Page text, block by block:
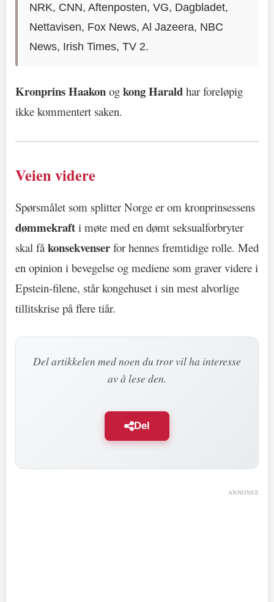
NRK, CNN, Aftenposten, VG, Dagbladet,
Nettavisen, Fox News, Al Jazeera, NBC
News, Irish Times, TV 2.
Kronprins Haakon og kong Harald har foreløpig
ikke kommentert saken.
Veien videre
Spørsmålet som splitter Norge er om kronprinsessens
dømmekraft i møte med en dømt seksualforbryter
skal fåkonsekvenser for hennes fremtidige rolle. Med
en opinion i bevegelse og mediene som graver videre i
Epstein-filene, står kongehuset i sin mest alvorlige
tillitskrise på flere tiår.
Del artikkelen med noen du tror vil ha interesse
av å lese den.
Del
ANNONSE